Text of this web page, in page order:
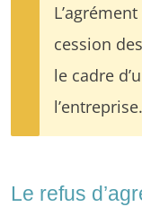
cession
le cadre
l’entreprise.
Le refus